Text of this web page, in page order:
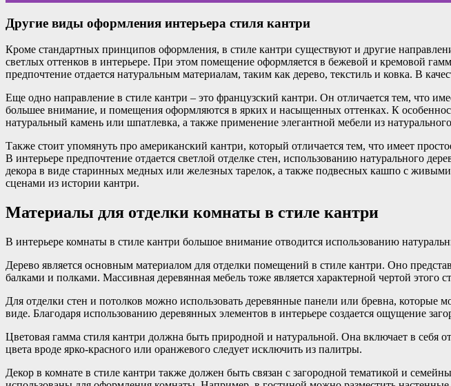
Другие виды оформления интерьера стиля кантри
Кроме стандартных принципов оформления, в стиле кантри существуют и другие
светлых оттенков в интерьере. При этом помещение оформляется в бежевой и кремовой
предпочтение отдается натуральным материалам, таким как дерево, текстиль и ковка. В
Еще одно направление в стиле кантри – это французский кантри. Он отличается тем, что
большее внимание, и помещения оформляются в ярких и насыщенных оттенках. К
натуральный камень или шпатлевка, а также применение элегантной мебели из
Также стоит упомянуть про американский кантри, который отличается тем, что имеет
В интерьере предпочтение отдается светлой отделке стен, использованию натурального
декора в виде старинных медных или железных тарелок, а также подвесных кашпо с
сценами из истории кантри.
Материалы для отделки комнаты в стиле кантри
В интерьере комнаты в стиле кантри большое внимание отводится использованию
Дерево является основным материалом для отделки помещений в стиле кантри. Оно
балками и полками. Массивная деревянная мебель тоже является характерной чертой этого
Для отделки стен и потолков можно использовать деревянные панели или бревна,
виде. Благодаря использованию деревянных элементов в интерьере создается ощущение
Цветовая гамма стиля кантри должна быть природной и натуральной. Она включает в себя
цвета вроде ярко-красного или оранжевого следует исключить из палитры.
Декор в комнате в стиле кантри также должен быть связан с загородной тематикой и